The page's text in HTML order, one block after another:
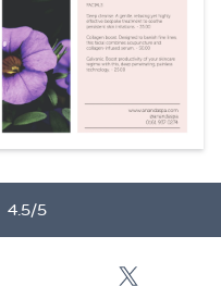
4.5/5